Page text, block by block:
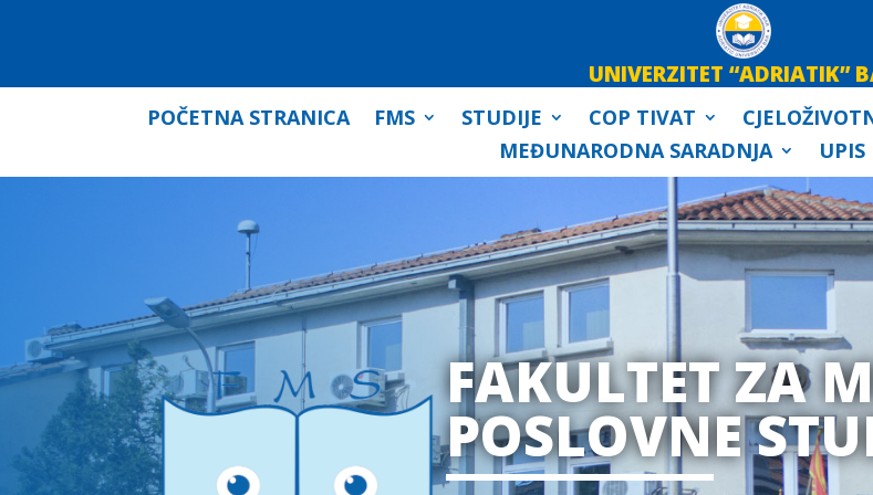
UNIVERZITET “ADRIATIK”
POČETNA STRANICA FMS STUDIJE COP TIVAT
MEĐUNARODNA SARADNJA
UPIS
FAKULTET ZA
POSLOVNE